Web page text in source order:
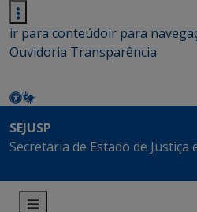
ir para conteúdoir para
Ouvidoria Transparência
SEJUSP
Secretaria de Estado de Justiça